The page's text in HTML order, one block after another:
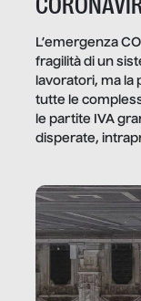
L’emergenza
fragilità di un
lavoratori, ma la
tutte le
le partite IVA
disperate,